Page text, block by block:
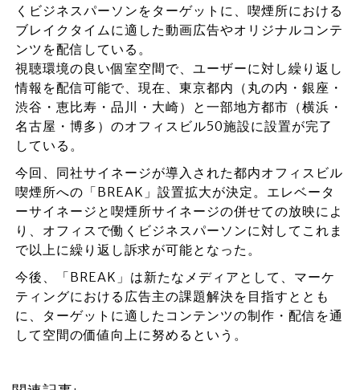
くビジネスパーソンをターゲットに、喫煙所における
ブレイクタイムに適した動画広告やオリジナルコンテ
ンツを配信している。
視聴環境の良い個室空間で、ユーザーに対し繰り返し
情報を配信可能で、現在、東京都内（丸の内・銀座・
渋谷・恵比寿・品川・大崎）と一部地方都市（横浜・
名古屋・博多）のオフィスビル50施設に設置が完了
している。
今回、同社サイネージが導入された都内オフィスビル
喫煙所への「BREAK」設置拡大が決定。エレベータ
ーサイネージと喫煙所サイネージの併せての放映によ
り、オフィスで働くビジネスパーソンに対してこれま
で以上に繰り返し訴求が可能となった。
今後、「BREAK」は新たなメディアとして、マーケ
ティングにおける広告主の課題解決を目指すととも
に、ターゲットに適したコンテンツの制作・配信を通
して空間の価値向上に努めるという。